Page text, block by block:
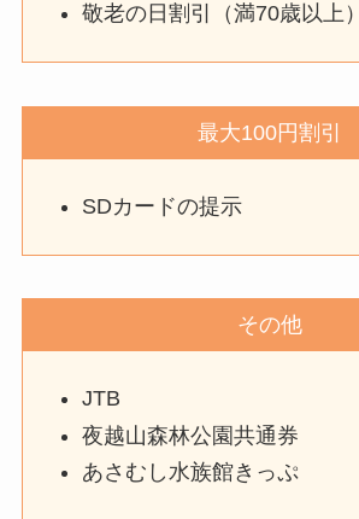
敬老の日割引（満70歳以上）
最大100円割引
SDカードの提示
その他
JTB
夜越山森林公園共通券
あさむし水族館きっぷ